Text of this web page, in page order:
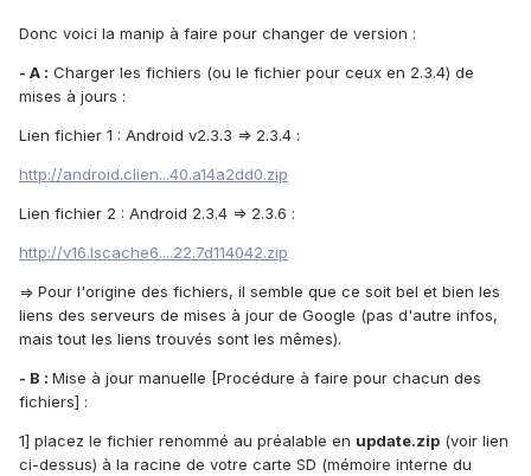
Donc voici la manip à faire pour changer de version :
- A : Charger les fichiers (ou le fichier pour ceux en 2.3.4) de
mises à jours :
Lien fichier 1 : Android v2.3.3 => 2.3.4 :
http://android.clien...40.a14a2dd0.zip
Lien fichier 2 : Android 2.3.4 => 2.3.6 :
http://v16.lscache6....22.7d114042.zip
=> Pour l'origine des fichiers, il semble que ce soit bel et bien les
liens des serveurs de mises à jour de Google (pas d'autre infos,
mais tout les liens trouvés sont les mêmes).
- B : Mise à jour manuelle [Procédure à faire pour chacun des
fichiers] :
1] placez le fichier renommé au préalable en update.zip (voir lien
ci-dessus) à la racine de votre carte SD (mémoire interne du